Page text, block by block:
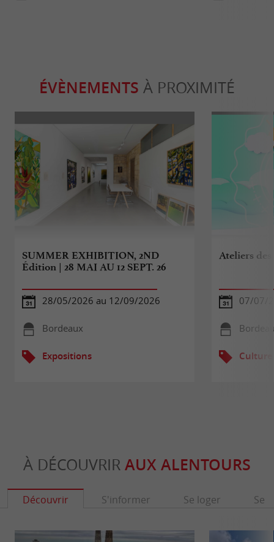
ÉVÈNEMENTS À PROXIMITÉ
SUMMER EXHIBITION, 2ND
Édition | 28 MAI AU 12 SEPT. 26
28/05/2026 au 12/09/2026
Bordeaux
Expositions
Ateliers des
07/07/
Culture
À DÉCOUVRIR AUX ALENTOURS
Découvrir S'informer Se loger Se